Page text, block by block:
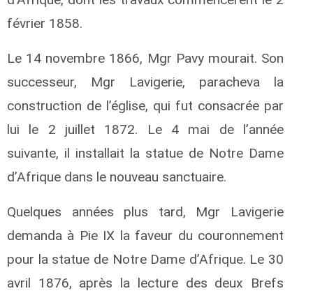
février 1858.
Le 14 novembre 1866, Mgr Pavy mourait. Son
successeur, Mgr Lavigerie, paracheva la
construction de l’église, qui fut consacrée par
lui le 2 juillet 1872. Le 4 mai de l’année
suivante, il installait la statue de Notre Dame
d’Afrique dans le nouveau sanctuaire.
Quelques années plus tard, Mgr Lavigerie
demanda à Pie IX la faveur du couronnement
pour la statue de Notre Dame d’Afrique. Le 30
avril 1876, après la lecture des deux Brefs